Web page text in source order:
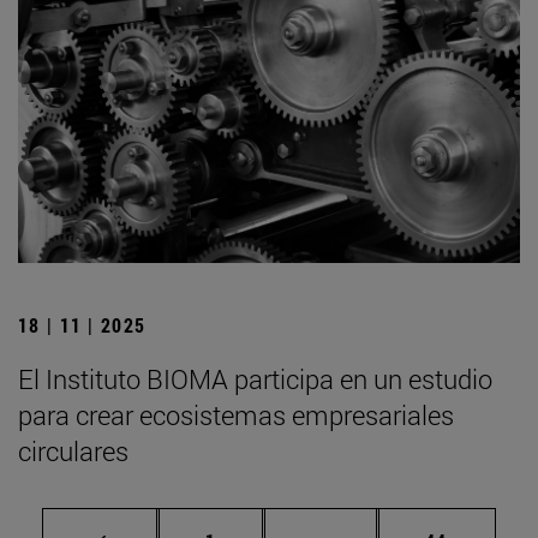
18 | 11 | 2025
El Instituto BIOMA participa en un estudio
para crear ecosistemas empresariales
circulares